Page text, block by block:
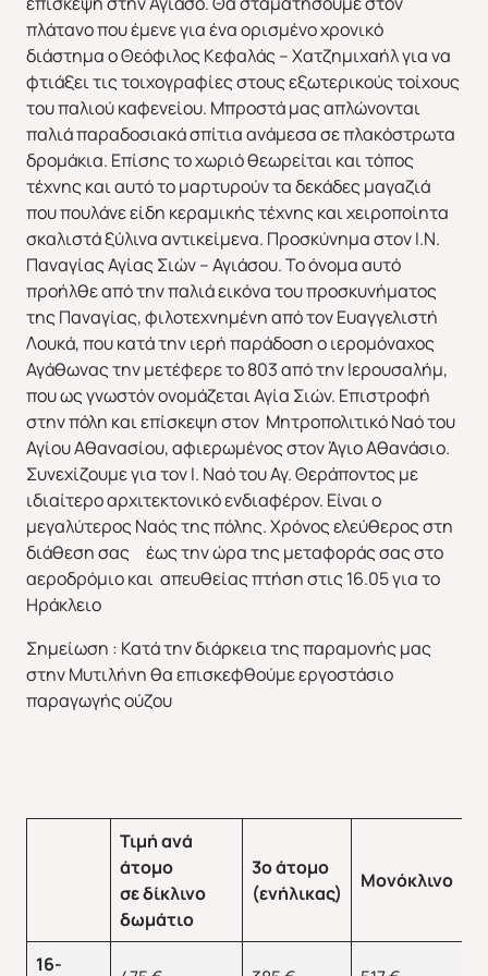
ΑΣΙΑ ΑΦΡΙΚΗ
πλάτανο που έμενε για ένα ορισμένο χρονικό
διάστημα ο Θεόφιλος Κεφαλάς – Χατζημιχαήλ για να
φτιάξει τις τοιχογραφίες στους εξωτερικούς τοίχους
του παλιού καφενείου. Μπροστά μας απλώνονται
παλιά παραδοσιακά σπίτια ανάμεσα σε πλακόστρωτα
δρομάκια. Επίσης το χωριό θεωρείται και τόπος
τέχνης και αυτό το μαρτυρούν τα δεκάδες μαγαζιά
που πουλάνε είδη κεραμικής τέχνης και χειροποίητα
σκαλιστά ξύλινα αντικείμενα. Προσκύνημα στον Ι.Ν.
Παναγίας Αγίας Σιών – Αγιάσου. Το όνομα αυτό
προήλθε από την παλιά εικόνα του προσκυνήματος
της Παναγίας, φιλοτεχνημένη από τον Ευαγγελιστή
Λουκά, που κατά την ιερή παράδοση ο ιερομόναχος
Αγάθωνας την μετέφερε το 803 από την Ιερουσαλήμ,
που ως γνωστόν ονομάζεται Αγία Σιών. Επιστροφή
στην πόλη και επίσκεψη στον Μητροπολιτικό Ναό του
Αγίου Αθανασίου, αφιερωμένος στον Άγιο Αθανάσιο.
Συνεχίζουμε για τον Ι. Ναό του Αγ. Θεράποντος με
ιδιαίτερο αρχιτεκτονικό ενδιαφέρον. Είναι ο
μεγαλύτερος Ναός της πόλης. Χρόνος ελεύθερος στη
διάθεση σας έως την ώρα της μεταφοράς σας στο
αεροδρόμιο και απευθείας πτήση στις 16.05 για το
Ηράκλειο
Σημείωση : Κατά την διάρκεια της παραμονής μας
στην Μυτιλήνη θα επισκεφθούμε εργοστάσιο
παραγωγής ούζου
Τιμή ανά
άτομο
σε δίκλινο
δωμάτιο
3ο άτομο
(ενήλικας)
Μονόκλινο
16-